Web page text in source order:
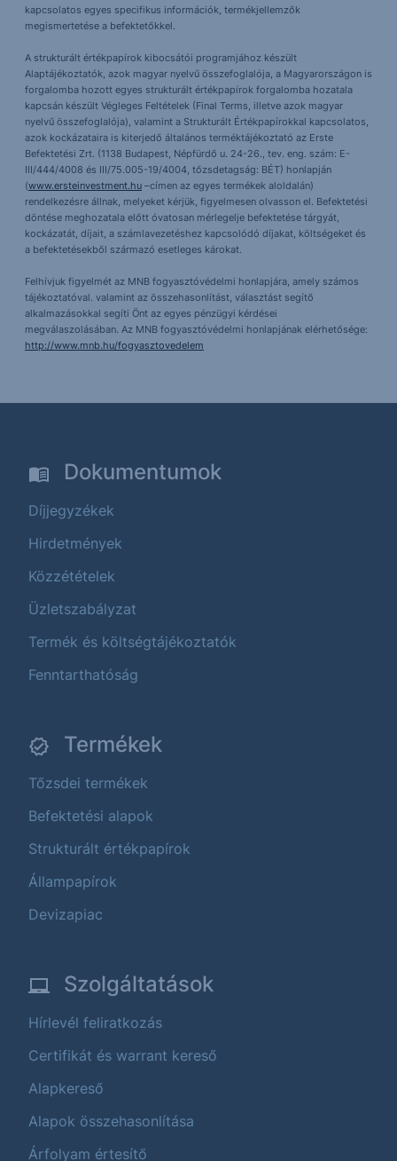
kapcsolatos egyes specifikus információk, termékjellemzők
megismertetése a befektetőkkel.
A strukturált értékpapírok kibocsátói programjához készült
Alaptájékoztatók, azok magyar nyelvű összefoglalója, a Magyarországon is
forgalomba hozott egyes strukturált értékpapírok forgalomba hozatala
kapcsán készült Végleges Feltételek (Final Terms, illetve azok magyar
nyelvű összefoglalója), valamint a Strukturált Értékpapírokkal kapcsolatos,
azok kockázataira is kiterjedő általános terméktájékoztató az Erste
Befektetési Zrt. (1138 Budapest, Népfürdő u. 24-26., tev. eng. szám: E-
III/444/4008 és III/75.005-19/4004, tőzsdetagság: BÉT) honlapján
(www.ersteinvestment.hu –címen az egyes termékek aloldalán)
rendelkezésre állnak, melyeket kérjük, figyelmesen olvasson el. Befektetési
döntése meghozatala előtt óvatosan mérlegelje befektetése tárgyát,
kockázatát, díjait, a számlavezetéshez kapcsolódó díjakat, költségeket és
a befektetésekből származó esetleges károkat.
Felhívjuk figyelmét az MNB fogyasztóvédelmi honlapjára, amely számos
tájékoztatóval. valamint az összehasonlítást, választást segítő
alkalmazásokkal segíti Önt az egyes pénzügyi kérdései
megválaszolásában. Az MNB fogyasztóvédelmi honlapjának elérhetősége:
http://www.mnb.hu/fogyasztovedelem
Dokumentumok
Díjjegyzékek
Hirdetmények
Közzétételek
Üzletszabályzat
Termék és költségtájékoztatók
Fenntarthatóság
Termékek
Tőzsdei termékek
Befektetési alapok
Strukturált értékpapírok
Állampapírok
Devizapiac
Szolgáltatások
Hírlevél feliratkozás
Certifikát és warrant kereső
Alapkereső
Alapok összehasonlítása
Árfolyam értesítő